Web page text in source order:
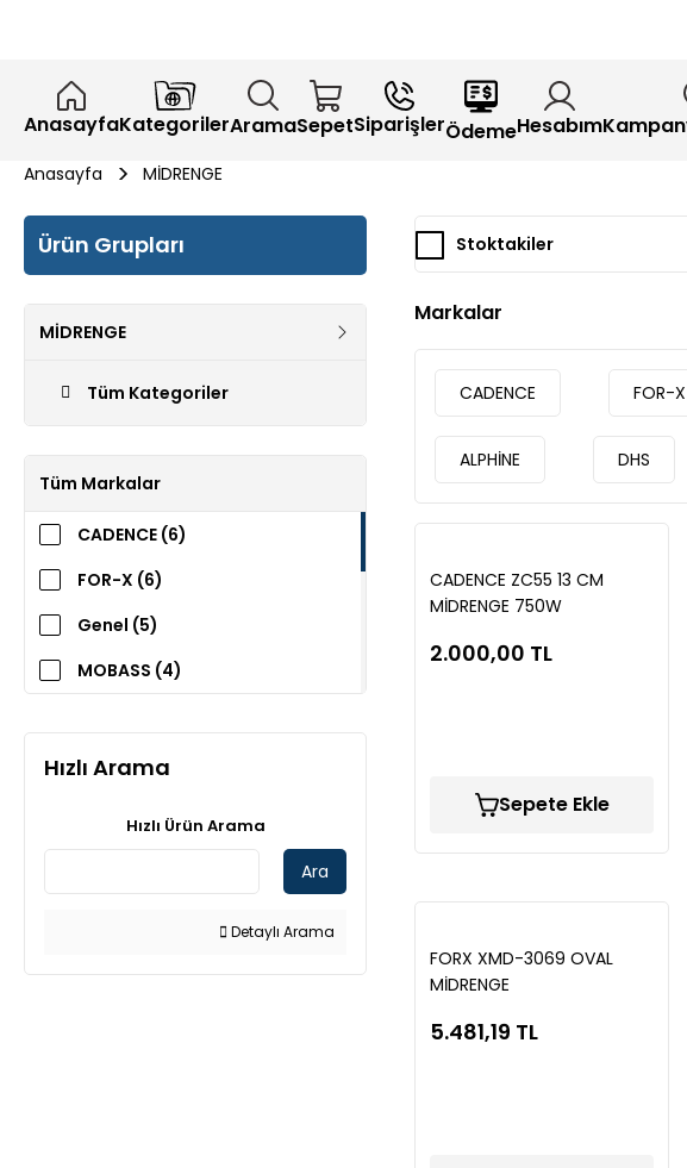
AnasayfaKategorilerAramaSepetSiparişlerÖdemeHesabım
Anasayfa MİDRENGE
Ürün Grupları
MİDRENGE
Tüm Kategoriler
Tüm Markalar
CADENCE (6)
FOR-X (6)
Genel (5)
MOBASS (4)
PİONEER (2)
ALPHİNE (1)
DHS (1)
Hızlı Arama
Hızlı Ürün Arama
Ara
Detaylı Arama
Stoktakiler
Markalar
CADENCE FOR-X
ALPHİNE DHS
CADENCE ZC55 13 CM
MİDRENGE 750W
2.000,00 TL
Sepete Ekle
FORX XMD-3069 OVAL
MİDRENGE
5.481,19 TL